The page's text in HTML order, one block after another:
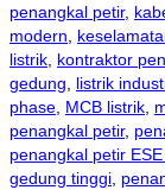
penangkal petir,
modern,
listrik, kontraktor
gedung, listrik
phase, MCB listrik,
penangkal petir,
penangkal petir
gedung tinggi,